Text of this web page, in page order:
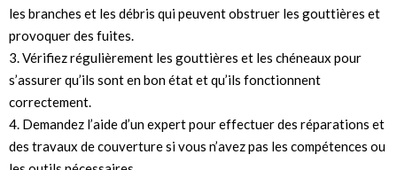
les branches et les débris qui peuvent obstruer les gouttières et
provoquer des fuites.
3. Vérifiez régulièrement les gouttières et les chéneaux pour
s’assurer qu’ils sont en bon état et qu’ils fonctionnent
correctement.
4. Demandez l’aide d’un expert pour effectuer des réparations et
des travaux de couverture si vous n’avez pas les compétences ou